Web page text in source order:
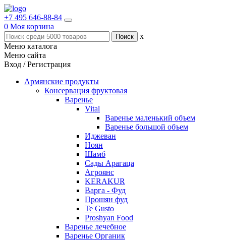
+7 495 646-88-84
0 Моя корзина
x
Меню каталога
Меню сайта
Вход / Регистрация
Армянские продукты
Консервация фруктовая
Варенье
Vital
Варенье маленький объем
Варенье большой объем
Иджеван
Ноян
Шамб
Сады Арагаца
Агроянс
KERAKUR
Варга - Фуд
Прошян фуд
Te Gusto
Proshyan Food
Варенье лечебное
Варенье Органик